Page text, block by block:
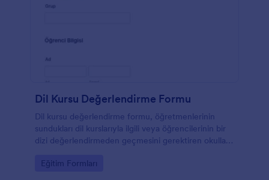
Dil Kursu Değerlendirme Formu
Dil kursu değerlendirme formu, öğretmenlerinin
sundukları dil kurslarıyla ilgili veya öğrencilerinin bir
dizi değerlendirmeden geçmesini gerektiren okullar
öğrencileri veya öğretmenleri formda yer alan
Go to Category:
Eğitim Formları